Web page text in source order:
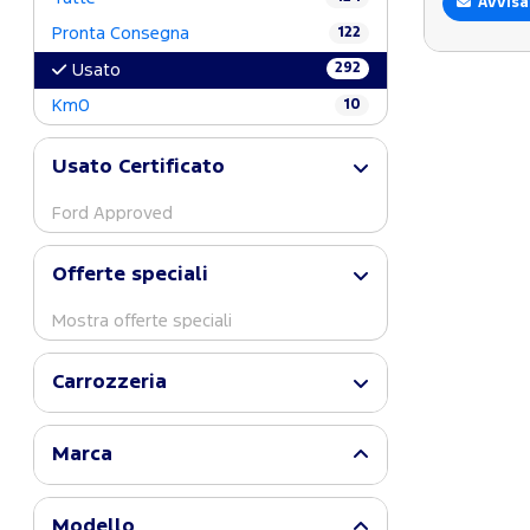
Pronta Consegna 122
Usato 292
Km0 10
Usato Certificato
Ford Approved
Offerte speciali
Mostra offerte speciali
Carrozzeria
Marca